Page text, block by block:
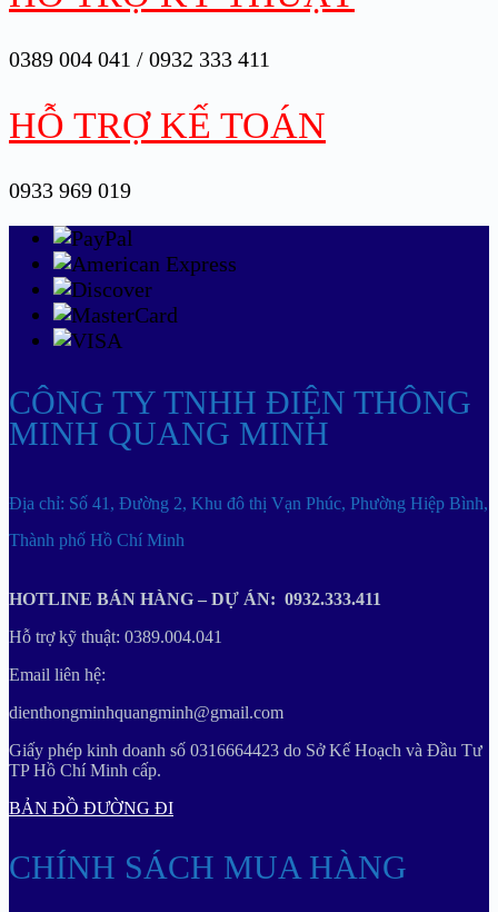
0389 004 041 / 0932 333 411
HỖ TRỢ KẾ TOÁN
0933 969 019
CÔNG TY TNHH ĐIỆN THÔNG
MINH QUANG MINH
Địa chỉ: Số 41, Đường 2, Khu đô thị Vạn Phúc, Phường Hiệp Bình,
Thành phố Hồ Chí Minh
HOTLINE BÁN HÀNG – DỰ ÁN: 0932.333.411
Hỗ trợ kỹ thuật: 0389.004.041
Email liên hệ:
dienthongminhquangminh@gmail.com
Giấy phép kinh doanh số 0316664423 do Sở Kế Hoạch và Đầu Tư
TP Hồ Chí Minh cấp.
BẢN ĐỒ ĐƯỜNG ĐI
CHÍNH SÁCH MUA HÀNG